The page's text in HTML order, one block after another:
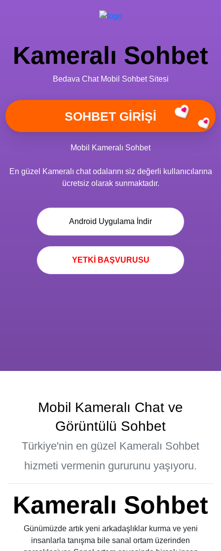
Kameralı Sohbet
Bedava Chat Mobil Sohbet Sitesi
Mobil Kameralı Sohbet
En güzel Kameralı chat odalarını siz değerli kullanıcılarına
ücretsiz olarak sunmaktadır.
Android Uygulama İndir
YETKİ BAŞVURUSU
Mobil Kameralı Chat ve
Görüntülü Sohbet
Türkiye'nin en güzel Kameralı Sohbet
hizmeti vermenin gururunu yaşıyoru.
Kameralı Sohbet
Günümüzde artık yeni arkadaşlıklar kurma ve yeni
insanlarla tanışma bile sanal ortam üzerinden